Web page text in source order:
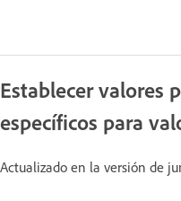
Establecer valores
específicos para
Actualizado en la versión de